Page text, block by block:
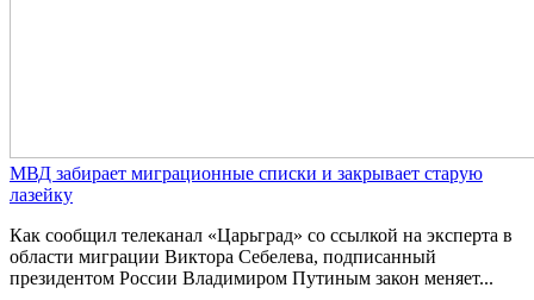
МВД забирает миграционные списки и закрывает старую
лазейку
Как сообщил телеканал «Царьград» со ссылкой на эксперта в
области миграции Виктора Себелева, подписанный
президентом России Владимиром Путиным закон меняет...